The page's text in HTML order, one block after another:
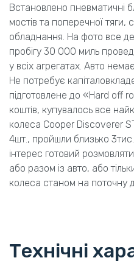
Технічні
Встановлено пневматичні
мостів та поперечної тяги,
обладнання. На фото все
пробігу 30 000 миль
у всіх агрегатах. Авто
Не потребує
підготовлене до «Hard off
коштів, купувалось все
колеса Cooper Discoverer
4шт., пройшли близько
інтерес готовий
або разом із авто, або
колеса станом на поточну